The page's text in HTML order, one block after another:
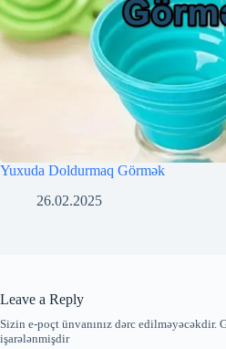
Yuxuda Doldurmaq Görmək
26.02.2025
Leave a Reply
Sizin e-poçt ünvanınız dərc edilməyəcəkdir.
işarələnmişdir